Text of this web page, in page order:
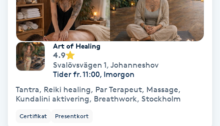
Kinesisk medicin
Kiropraktik
Klangmassage
Klippning
Klippning & Slingor
Art of Healing
4.9
Svalövsvägen 1, Johanneshov
Tider fr. 11:00, Imorgon
Tantra, Reiki healing, Par Terapeut, Massage,
Kundalini aktivering, Breathwork, Stockholm
Certifikat Presentkort